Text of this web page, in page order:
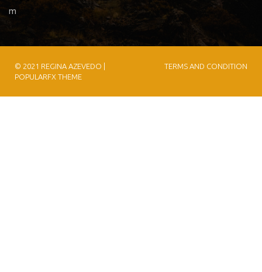
m
© 2021 REGINA AZEVEDO |
POPULARFX THEME
TERMS AND CONDITION